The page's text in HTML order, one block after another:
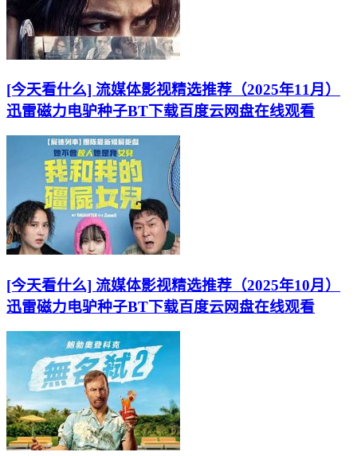
[今天看什么] 流媒体影视精选推荐（2025年11月）
迅雷磁力电驴种子BT下载百度云网盘在线观看
[今天看什么] 流媒体影视精选推荐（2025年10月）
迅雷磁力电驴种子BT下载百度云网盘在线观看